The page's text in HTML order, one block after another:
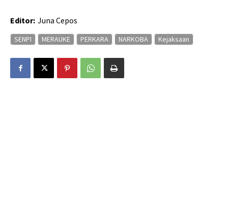
Editor: Juna Cepos
SENPI MERAUKE PERKARA NARKOBA Kejaksaan